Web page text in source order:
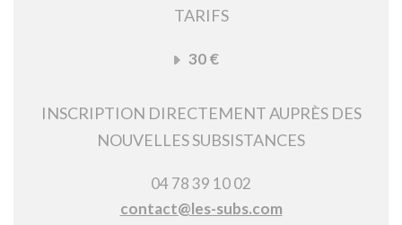
TARIFS
30 €
INSCRIPTION DIRECTEMENT AUPRÈS DES
NOUVELLES SUBSISTANCES
04 78 39 10 02
contact@les-subs.com